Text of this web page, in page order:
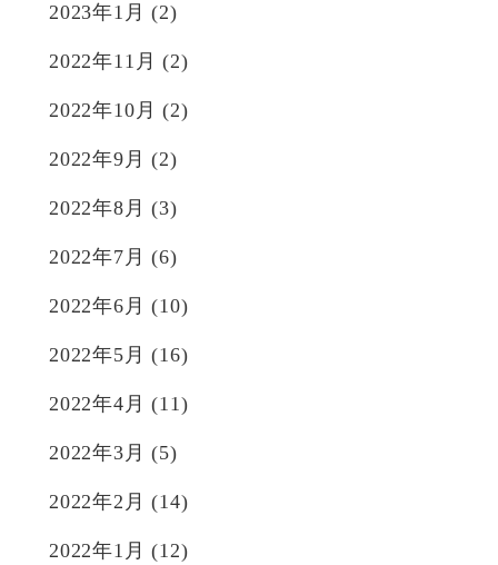
2023年1月 (2)
2022年11月 (2)
2022年10月 (2)
2022年9月 (2)
2022年8月 (3)
2022年7月 (6)
2022年6月 (10)
2022年5月 (16)
2022年4月 (11)
2022年3月 (5)
2022年2月 (14)
2022年1月 (12)